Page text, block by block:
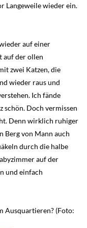
Langeweile wieder ein.
auf einer
auf der ollen
zwei Katzen, die
wieder raus und
Ich fände
schön. Doch vermissen
Denn wirklich ruhiger
Berg von Mann auch
durch die halbe
auf der
und einfach
Ausquartieren? (Foto: